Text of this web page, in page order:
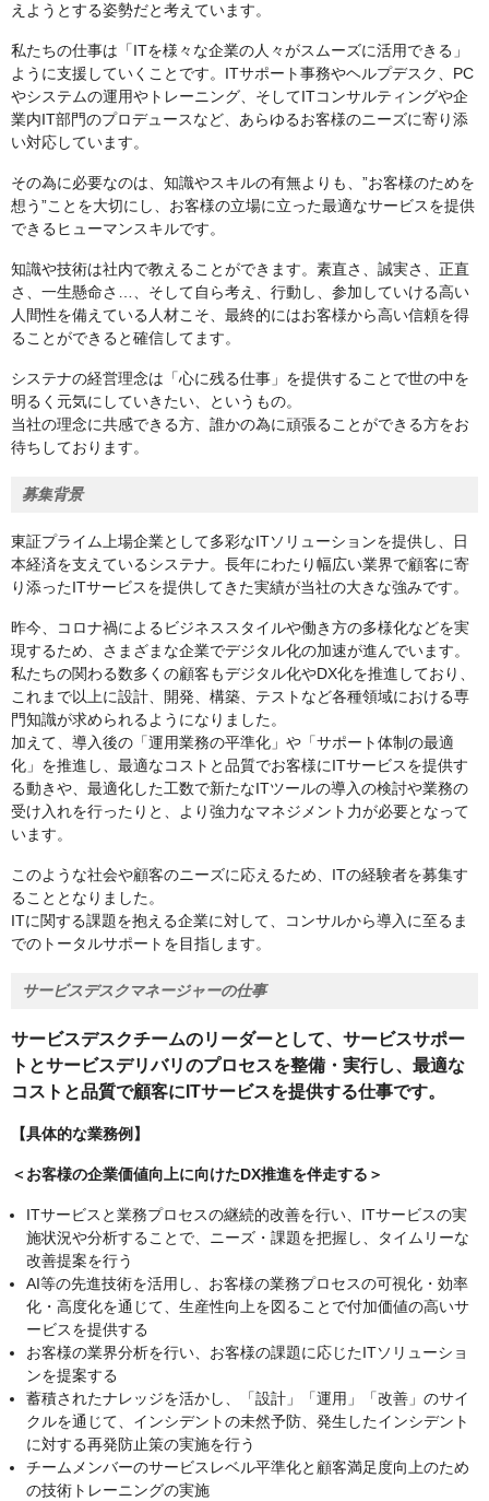
えようとする姿勢だと考えています。
私たちの仕事は「ITを様々な企業の人々がスムーズに活用できる」
ように支援していくことです。ITサポート事務やヘルプデスク、PC
やシステムの運用やトレーニング、そしてITコンサルティングや企
業内IT部門のプロデュースなど、あらゆるお客様のニーズに寄り添
い対応しています。
その為に必要なのは、知識やスキルの有無よりも、”お客様のためを
想う”ことを大切にし、お客様の立場に立った最適なサービスを提供
できるヒューマンスキルです。
知識や技術は社内で教えることができます。素直さ、誠実さ、正直
さ、一生懸命さ…、そして自ら考え、行動し、参加していける高い
人間性を備えている人材こそ、最終的にはお客様から高い信頼を得
ることができると確信してます。
システナの経営理念は「心に残る仕事」を提供することで世の中を
明るく元気にしていきたい、というもの。
当社の理念に共感できる方、誰かの為に頑張ることができる方をお
待ちしております。
募集背景
東証プライム上場企業として多彩なITソリューションを提供し、日
本経済を支えているシステナ。長年にわたり幅広い業界で顧客に寄
り添ったITサービスを提供してきた実績が当社の大きな強みです。
昨今、コロナ禍によるビジネススタイルや働き方の多様化などを実
現するため、さまざまな企業でデジタル化の加速が進んでいます。
私たちの関わる数多くの顧客もデジタル化やDX化を推進しており、
これまで以上に設計、開発、構築、テストなど各種領域における専
門知識が求められるようになりました。
加えて、導入後の「運用業務の平準化」や「サポート体制の最適
化」を推進し、最適なコストと品質でお客様にITサービスを提供す
る動きや、最適化した工数で新たなITツールの導入の検討や業務の
受け入れを行ったりと、より強力なマネジメント力が必要となって
います。
このような社会や顧客のニーズに応えるため、ITの経験者を募集す
ることとなりました。
ITに関する課題を抱える企業に対して、コンサルから導入に至るま
でのトータルサポートを目指します。
サービスデスクマネージャーの仕事
サービスデスクチームのリーダーとして、サービスサポー
トとサービスデリバリのプロセスを整備・実行し、最適な
コストと品質で顧客にITサービスを提供する仕事です。
【具体的な業務例】
＜お客様の企業価値向上に向けたDX推進を伴走する＞
ITサービスと業務プロセスの継続的改善を行い、ITサービスの実
施状況や分析することで、ニーズ・課題を把握し、タイムリーな
改善提案を行う
AI等の先進技術を活用し、お客様の業務プロセスの可視化・効率
化・高度化を通じて、生産性向上を図ることで付加価値の高いサ
ービスを提供する
お客様の業界分析を行い、お客様の課題に応じたITソリューショ
ンを提案する
蓄積されたナレッジを活かし、「設計」「運用」「改善」のサイ
クルを通じて、インシデントの未然予防、発生したインシデント
に対する再発防止策の実施を行う
チームメンバーのサービスレベル平準化と顧客満足度向上のため
の技術トレーニングの実施